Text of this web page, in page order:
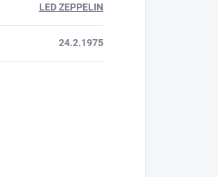
LED ZEPPELIN
24.2.1975